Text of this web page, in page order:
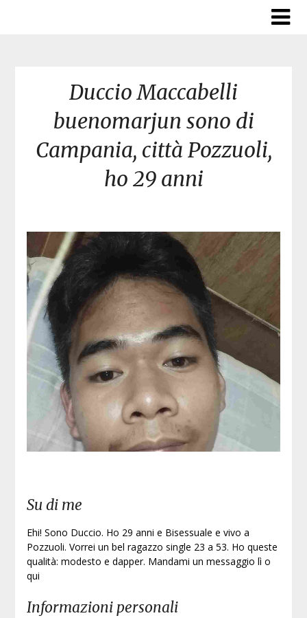
Duccio Maccabelli
buenomarjun sono di
Campania, città Pozzuoli,
ho 29 anni
Su di me
Ehi! Sono Duccio. Ho 29 anni e Bisessuale e vivo a
Pozzuoli. Vorrei un bel ragazzo single 23 a 53. Ho queste
qualità: modesto e dapper. Mandami un messaggio lì o
qui
Informazioni personali